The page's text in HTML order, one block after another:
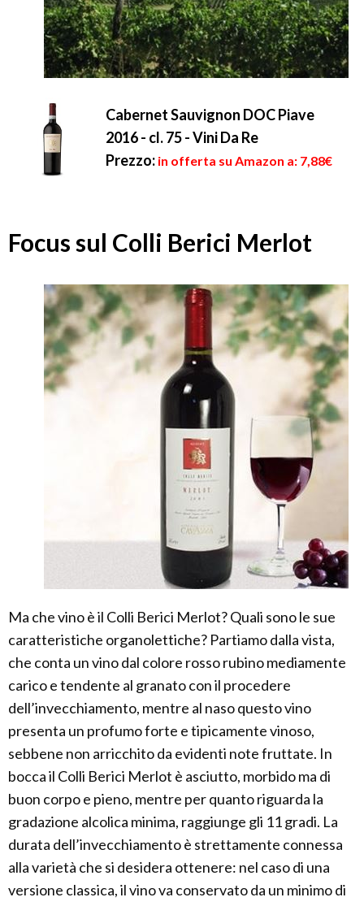
Cabernet Sauvignon DOC Piave
2016 - cl. 75 - Vini Da Re
Prezzo: in offerta su Amazon a: 7,88€
Focus sul Colli Berici Merlot
Ma che vino è il Colli Berici Merlot? Quali sono le sue
caratteristiche organolettiche? Partiamo dalla vista,
che conta un vino dal colore rosso rubino mediamente
carico e tendente al granato con il procedere
dell’invecchiamento, mentre al naso questo vino
presenta un profumo forte e tipicamente vinoso,
sebbene non arricchito da evidenti note fruttate. In
bocca il Colli Berici Merlot è asciutto, morbido ma di
buon corpo e pieno, mentre per quanto riguarda la
gradazione alcolica minima, raggiunge gli 11 gradi. La
durata dell’invecchiamento è strettamente connessa
alla varietà che si desidera ottenere: nel caso di una
versione classica, il vino va conservato da un minimo di